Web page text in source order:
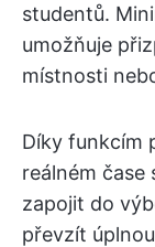
studentů.
umožňuje
místnosti
Díky funkcím
reálném čase
zapojit do
převzít